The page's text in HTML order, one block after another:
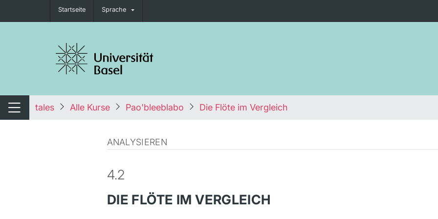
Startseite Sprache
umschalten
Navigation umschalten
tales Alle Kurse Pao'bleeblabo Die Flöte im Vergleich
ANALYSIEREN
4.2
DIE FLÖTE IM VERGLEICH